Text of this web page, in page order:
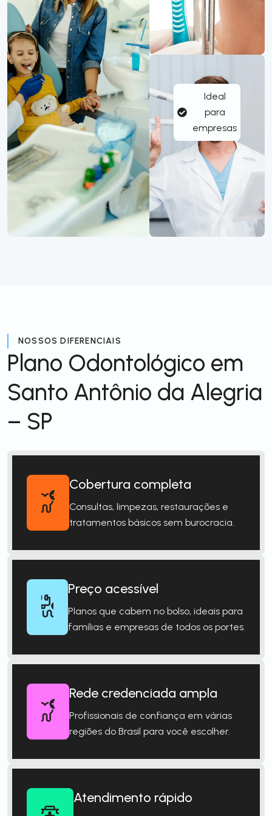
Ideal
para
empresas
NOSSOS DIFERENCIAIS
Plano Odontológico em
Santo Antônio da Alegria
– SP
Cobertura completa
Consultas, limpezas, restaurações e
tratamentos básicos sem burocracia.
Preço acessível
Planos que cabem no bolso, ideais para
famílias e empresas de todos os portes.
Rede credenciada ampla
Profissionais de confiança em várias
regiões do Brasil para você escolher.
Atendimento rápido